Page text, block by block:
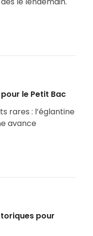
le Petit Bac
rares : l’églantine
avance
pour